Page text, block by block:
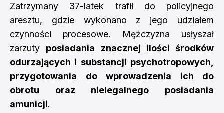
Zatrzymany 37-latek trafił do policyjnego
aresztu, gdzie wykonano z jego udziałem
czynności procesowe. Mężczyzna usłyszał
zarzuty posiadania znacznej ilości środków
odurzających i substancji psychotropowych,
przygotowania do wprowadzenia ich do
obrotu oraz nielegalnego posiadania
amunicji.